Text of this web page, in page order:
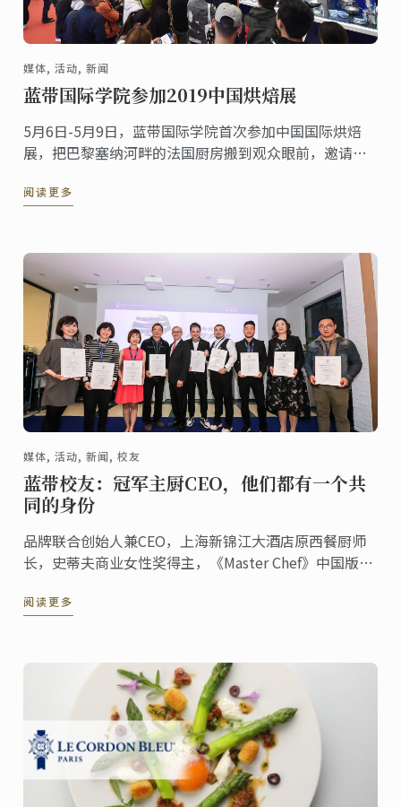
媒体, 活动, 新闻
蓝带国际学院参加2019中国烘焙展
5月6日-5月9日，蓝带国际学院首次参加中国国际烘焙
展，把巴黎塞纳河畔的法国厨房搬到观众眼前，邀请观
解蓝带专业课程，现场购买精美周边。
阅读更多
媒体, 活动, 新闻, 校友
蓝带校友：冠军主厨CEO，他们都有一个共
同的身份
品牌联合创始人兼CEO，上海新锦江大酒店原西餐厨师
长，史蒂夫商业女性奖得主，《Master Chef》中国版第
身份——蓝带校友。他们曾在蓝带巴黎、上海、澳洲、东
阅读更多